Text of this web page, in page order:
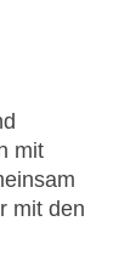
mit
mit den